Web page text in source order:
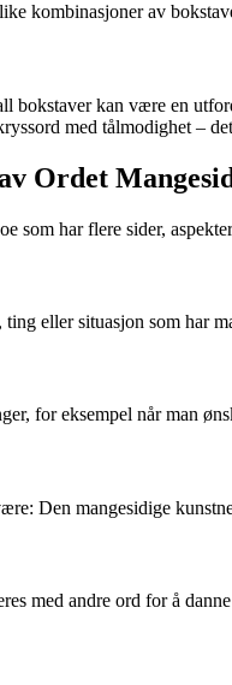
kombinasjoner av
bokstaver kan være en
med tålmodighet –
Ordet
som har flere sider,
eller situasjon som har
for eksempel når man
Den mangesidige
med andre ord for å